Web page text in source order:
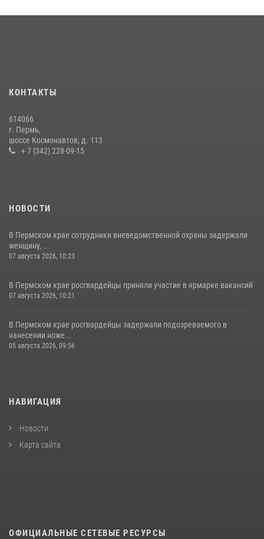
17 июля 2026, 10:34
ведомственной акции «Каникулы с Росгвардией»
24 июля 2026, 08:45 2
КОНТАКТЫ
614066
г. Пермь,
шоссе Космонавтов, д. 113
+ 7 (342) 228-09-15
НОВОСТИ
В Пермском крае сотрудники вневедомственной охраны задержали
женщину, ...
07 августа 2026, 10:23
В Пермском крае росгвардейцы приняли участие в ярмарке вакансий
07 августа 2026, 10:21
В Пермском крае росгвардейцы задержали подозреваемого в
нанесении ноже...
05 августа 2026, 09:56
НАВИГАЦИЯ
Новости
Карта сайта
ОФИЦИАЛЬНЫЕ СЕТЕВЫЕ РЕСУРСЫ